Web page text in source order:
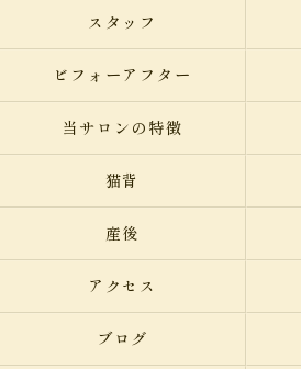
スタッフ
ビフォーアフター
当サロンの特徴
猫背
産後
アクセス
ブログ